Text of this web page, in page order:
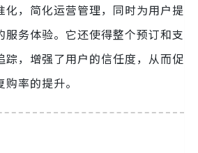
化，简化运营管理，同时为用户提
服务体验。它还使得整个预订和支
踪，增强了用户的信任度，从而促
率的提升。